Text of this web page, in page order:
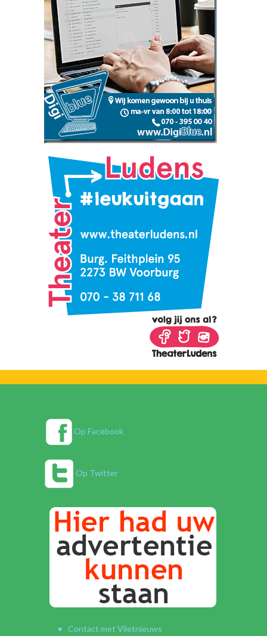
Op Facebook
Op Twitter
Contact met Vlietnieuws